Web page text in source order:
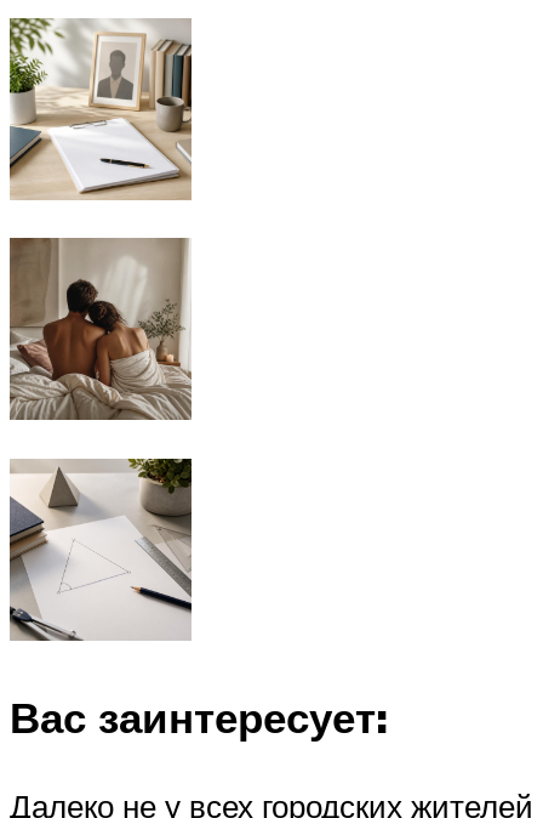
Вас заинтересует:
Далеко не у всех городских жителей